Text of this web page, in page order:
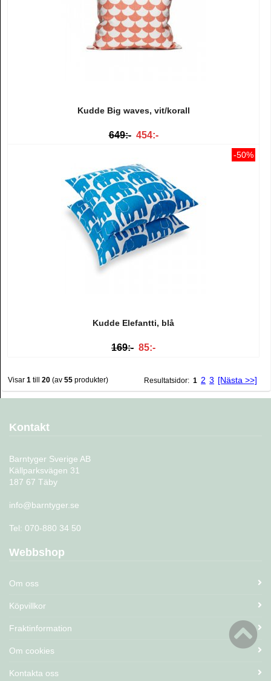
Kudde Big waves, vit/korall
649:- 454:-
-50%
Kudde Elefantti, blå
169:- 85:-
Visar 1 till 20 (av 55 produkter) Resultatsidor: 1 2 3 [Nästa >>]
Kontakt
Barntyger Sverige AB
Källparksvägen 31
187 67 Täby
info@barntyger.se
Tel: 070-880 34 50
Webbshop
Om oss
Köpvillkor
Fraktinformation
Om cookies
Kontakta oss